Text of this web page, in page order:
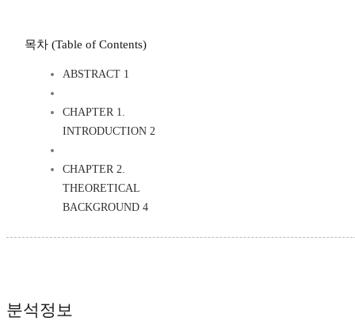
목차 (Table of Contents)
ABSTRACT 1
CHAPTER 1.
INTRODUCTION 2
CHAPTER 2.
THEORETICAL
BACKGROUND 4
분석정보